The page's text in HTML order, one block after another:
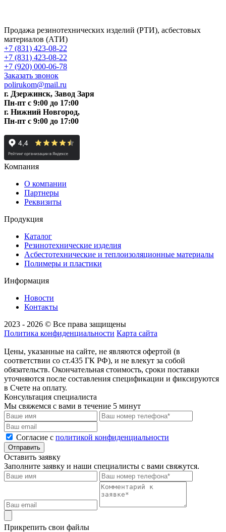
Продажа резинотехнических изделий (РТИ), асбестовых
материалов (АТИ)
+7 (831) 423-08-22
+7 (831) 423-08-22
+7 (920) 000-06-78
Заказать звонок
polirukom@mail.ru
г. Дзержинск, Завод Заря
Пн-пт c 9:00 до 17:00
г. Нижний Новгород,
Пн-пт c 9:00 до 17:00
Компания
О компании
Партнеры
Реквизиты
Продукция
Каталог
Резинотехнические изделия
Асбестотехнические и теплоизоляционные материалы
Полимеры и пластики
Информация
Новости
Контакты
2023 - 2026 © Все права защищены
Политика конфиденциальности Карта сайта
Цены, указанные на сайте, не являются офертой (в
соответствии со ст.435 ГК РФ), и не влекут за собой
обязательств. Окончательная стоимость, сроки поставки
уточняются после составления спецификации и фиксируются
в Счете на оплату.
Консультация специалиста
Мы свяжемся с вами в течение 5 минут
Cогласие с политикой конфиденциальности
Отправить
Оставить заявку
Заполните заявку и наши специалисты с вами свяжутся.
Прикрепить свои файлы